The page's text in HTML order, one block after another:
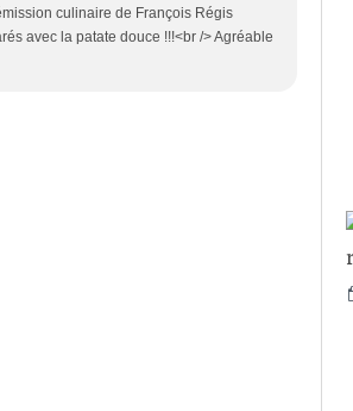
culinaire de François Régis
avec la patate douce !!!<br /> Agréable